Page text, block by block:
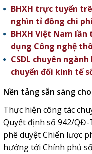
BHXH trực tuyến
nghìn tỉ đồng chi
BHXH Việt Nam
dụng Công nghệ
CSDL chuyên
chuyển đổi kinh tế
Nền tảng sẵn sàng
Thực hiện công tác
Quyết định số 942/
phê duyệt Chiến lược
hướng tới Chính phủ